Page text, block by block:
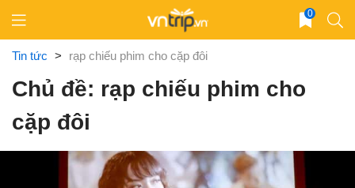
content
0
Tin tức > rạp chiếu phim cho cặp đôi
Chủ đề: rạp chiếu phim cho
cặp đôi